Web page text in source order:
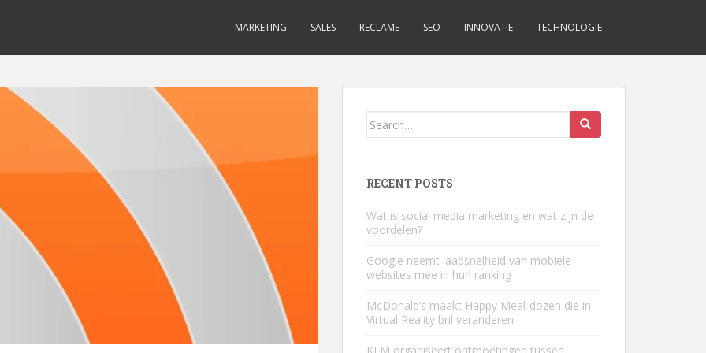
MARKETING SALES RECLAME SEO INNOVATIE TECHNOLOGIE
Search
RECENT POSTS
Wat is social media marketing en wat zijn de
voordelen?
Google neemt laadsnelheid van mobiele
websites mee in hun ranking
McDonald’s maakt Happy Meal-dozen die in
Virtual Reality bril veranderen